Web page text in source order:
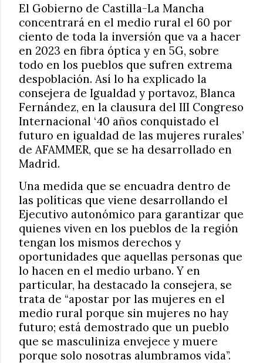
El Gobierno de Castilla-La Mancha
concentrará en el medio rural el 60 por
ciento de toda la inversión que va a hacer
en 2023 en fibra óptica y en 5G, sobre
todo en los pueblos que sufren extrema
despoblación. Así lo ha explicado la
consejera de Igualdad y portavoz, Blanca
Fernández, en la clausura del III Congreso
Internacional ‘40 años conquistado el
futuro en igualdad de las mujeres rurales’
de AFAMMER, que se ha desarrollado en
Madrid.
Una medida que se encuadra dentro de
las políticas que viene desarrollando el
Ejecutivo autonómico para garantizar que
quienes viven en los pueblos de la región
tengan los mismos derechos y
oportunidades que aquellas personas que
lo hacen en el medio urbano. Y en
particular, ha destacado la consejera, se
trata de “apostar por las mujeres en el
medio rural porque sin mujeres no hay
futuro; está demostrado que un pueblo
que se masculiniza envejece y muere
porque solo nosotras alumbramos vida”.